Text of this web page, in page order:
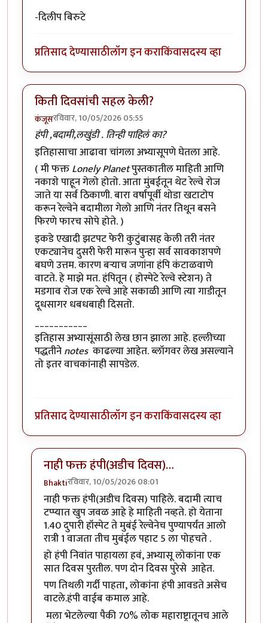
-दिलीप बिरुटे
प्रतिसाद देण्यासाठीलॉग इन कराकिंवासदस्य व्हा
किती दिवसांची सहल केली?
कंजूसरविवार, 10/05/2026 05:55
हंपी ,बदामी,लखुंडी . तिन्ही पाहिलं का?
इतिहासाचा आढावा चांगला अभ्यासूपणे घेतला आहे.
( मी फक्तLonely Planetपुस्तकातील माहिती आणि
नकाशे पाहून गेलो होतो. आता मुंबईतून थेट रेल्वे रोज
जाते या सर्व ठिकाणी. बारा वर्षांपूर्वी थोडा खटाटोप
करून रेल्वेने बदामीला गेलो आणि नंतर तिथून बसने
फिरणे फारच सोपे होते. )
इकडे एखादी झटपट फेरी कुटुंबासह केली तरी नंतर
एकट्यानेच दुसरी फेरी मारून पुन्हा सर्व सावकाशपणे
बघणे उत्तम. कारण बऱ्याच जणांना हंपि कंटाळवाणे
वाटते. हे माझे मत. हंपितून ( होस्पेटे रेल्वे स्टेशन) ते
मडगाव रोज एक रेल्वे आहे सकाळी आणि त्या गाडीतून
दूधसागर धबधबाही दिसतो.
इतिहास अभ्यासूंसाठी लेख छान झाला आहे. हल्लीच्या
पद्धतीनेnotes काढल्या आहेत. ब्लॉगवर लेख असल्याने
तो इतर वाचकांनाही सापडेल.
प्रतिसाद देण्यासाठीलॉग इन कराकिंवासदस्य व्हा
नाही फक्त हंपी(अडीच दिवस)…
Bhaktiरविवार, 10/05/2026 08:01
In reply toकिती दिवसांची सहल केली?byकंजूस
नाही फक्त हंपी(अडीच दिवस) पाहिले. बदामी त्याच
टप्प्यात खुप जवळ आहे हे माहिती नव्हते. हो येताना
1.40 दुपारी हॉस्पेट ते मुबंई रेल्वेनेच पुण्यापर्यंत आलो
रात्री 1 वाजता तीच मुबंईल पहाट 5 ला पोहचते .
हो हंपी निवांत पाहायला हवं, अभ्यासू लोकांना एक
सात दिवस पुरतील. पण दोन दिवस पुरेसे आहेत.
पण तिथली गर्दी पाहता, लोकांना हंपी आवडते असेच
वाटले.हंपी वाईब कमाल आहे.
मला भेटलेल्या पैकी 70% लोक महाराष्ट्रातूनच आले